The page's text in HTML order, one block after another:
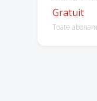
Gratuit
Toate